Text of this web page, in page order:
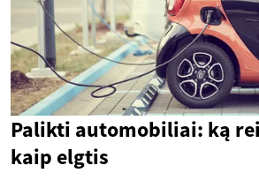
Palikti automobiliai: ką
kaip elgtis